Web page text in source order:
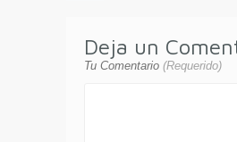
Deja un
Tu Comentario (Requerido)